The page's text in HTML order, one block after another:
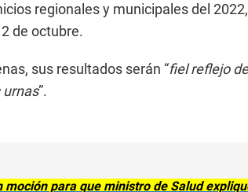
regionales y municipales del
de octubre.
sus resultados serán “fiel reflejo
urnas”.
moción para que ministro de Salud